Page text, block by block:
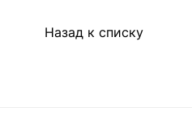
Назад к списку